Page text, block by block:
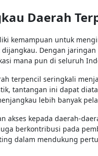
Daerah
kemampuan untuk
Dengan
mana pun di seluruh
terpencil seringkali
tantangan ini dapat
lebih banyak
akses kepada daerah-
berkontribusi pada
dalam mendukung